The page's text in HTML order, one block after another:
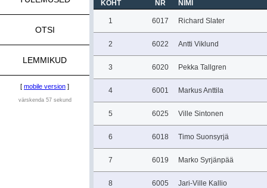
OTSI
LEMMIKUD
[ mobile version ]
värskenda 57 sekund
KOHT NR NIMI
1 6017 Richard Slater
2 6022 Antti Viklund
3 6020 Pekka Tallgren
4 6001 Markus Anttila
5 6025 Ville Sintonen
6 6018 Timo Suonsyrjä
7 6019 Marko Syrjänpää
8 6005 Jari-Ville Kallio